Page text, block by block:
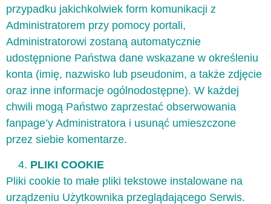
przypadku jakichkolwiek form komunikacji z
Administratorem przy pomocy portali,
Administratorowi zostaną automatycznie
udostępnione Państwa dane wskazane w określeniu
konta (imię, nazwisko lub pseudonim, a także zdjęcie
oraz inne informacje ogólnodostępne). W każdej
chwili mogą Państwo zaprzestać obserwowania
fanpage’y Administratora i usunąć umieszczone
przez siebie komentarze.
PLIKI COOKIE
Pliki cookie to małe pliki tekstowe instalowane na
urządzeniu Użytkownika przeglądającego Serwis.